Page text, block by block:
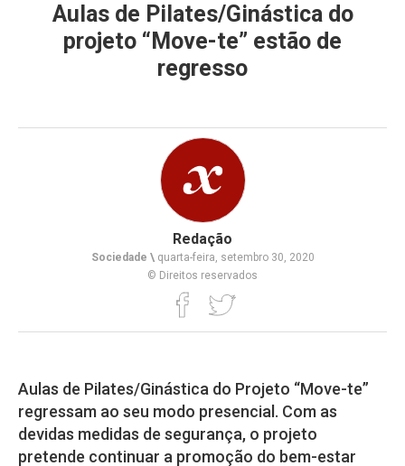
Aulas de Pilates/Ginástica do
projeto “Move-te” estão de
regresso
Redação
Sociedade \quarta-feira, setembro 30, 2020
© Direitos reservados
Aulas de Pilates/Ginástica do Projeto “Move-te”
regressam ao seu modo presencial. Com as
devidas medidas de segurança, o projeto
pretende continuar a promoção do bem-estar